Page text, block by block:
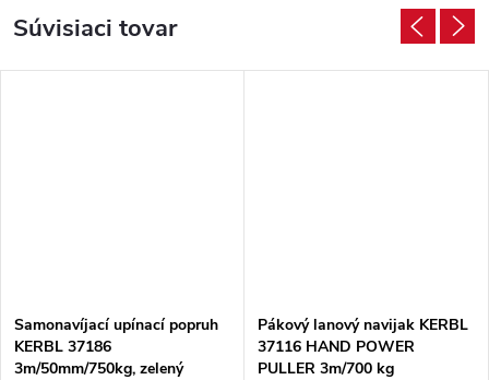
Súvisiaci tovar
Samonavíjací upínací popruh
KERBL 37186
3m/50mm/750kg, zelený
Pákový lanový navijak KERBL
37116 HAND POWER
PULLER 3m/700 kg